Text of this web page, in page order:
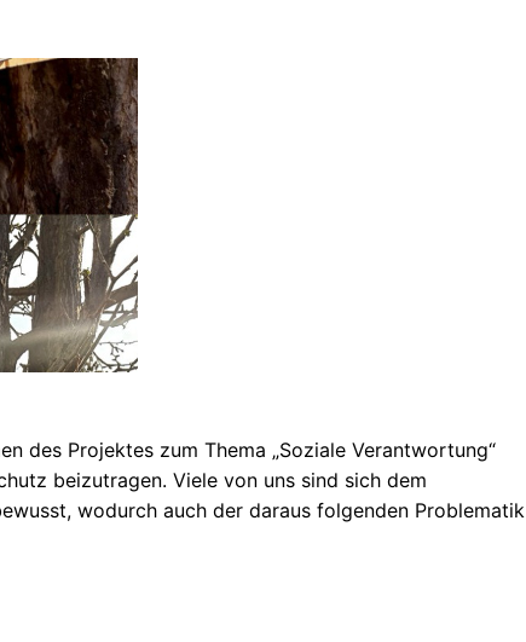
des Projektes zum Thema „Soziale Verantwortung“
beizutragen. Viele von uns sind sich dem
wodurch auch der daraus folgenden Problematik